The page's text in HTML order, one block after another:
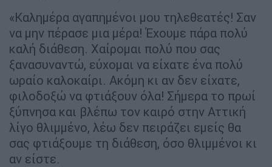
«Καλημέρα αγαπημένοι μου τηλεθεατές! Σαν
να μην πέρασε μια μέρα! Έχουμε πάρα πολύ
καλή διάθεση. Χαίρομαι πολύ που σας
ξανασυναντώ, εύχομαι να είχατε ένα πολύ
ωραίο καλοκαίρι. Ακόμη κι αν δεν είχατε,
φιλοδοξώ να φτιάξουν όλα! Σήμερα το πρωί
ξύπνησα και βλέπω τον καιρό στην Αττική
λίγο θλιμμένο, λέω δεν πειράζει εμείς θα
σας φτιάξουμε τη διάθεση, όσο θλιμμένοι κι
αν είστε.